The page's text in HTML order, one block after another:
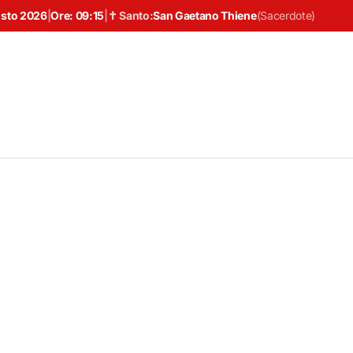
2026|Ore: 09:15 ✝ Santo:San Gaetano Thiene(Sacerdote)